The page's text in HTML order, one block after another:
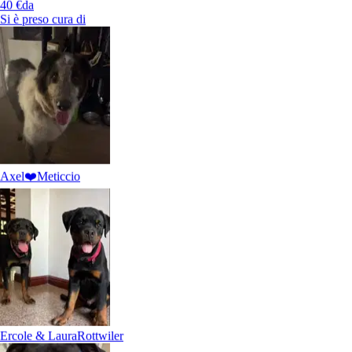
40 €da
Si è preso cura di
Axel❤️Meticcio
Ercole & LauraRottwiler